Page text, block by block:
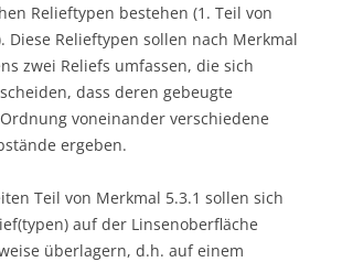
Relieftypen bestehen (1. Teil von
Diese Relieftypen sollen nach Merkmal
zwei Reliefs umfassen, die sich
dass deren gebeugte
voneinander verschiedene
ergeben.
Teil von Merkmal 5.3.1 sollen sich
auf der Linsenoberfläche
überlagern, d.h. auf einem